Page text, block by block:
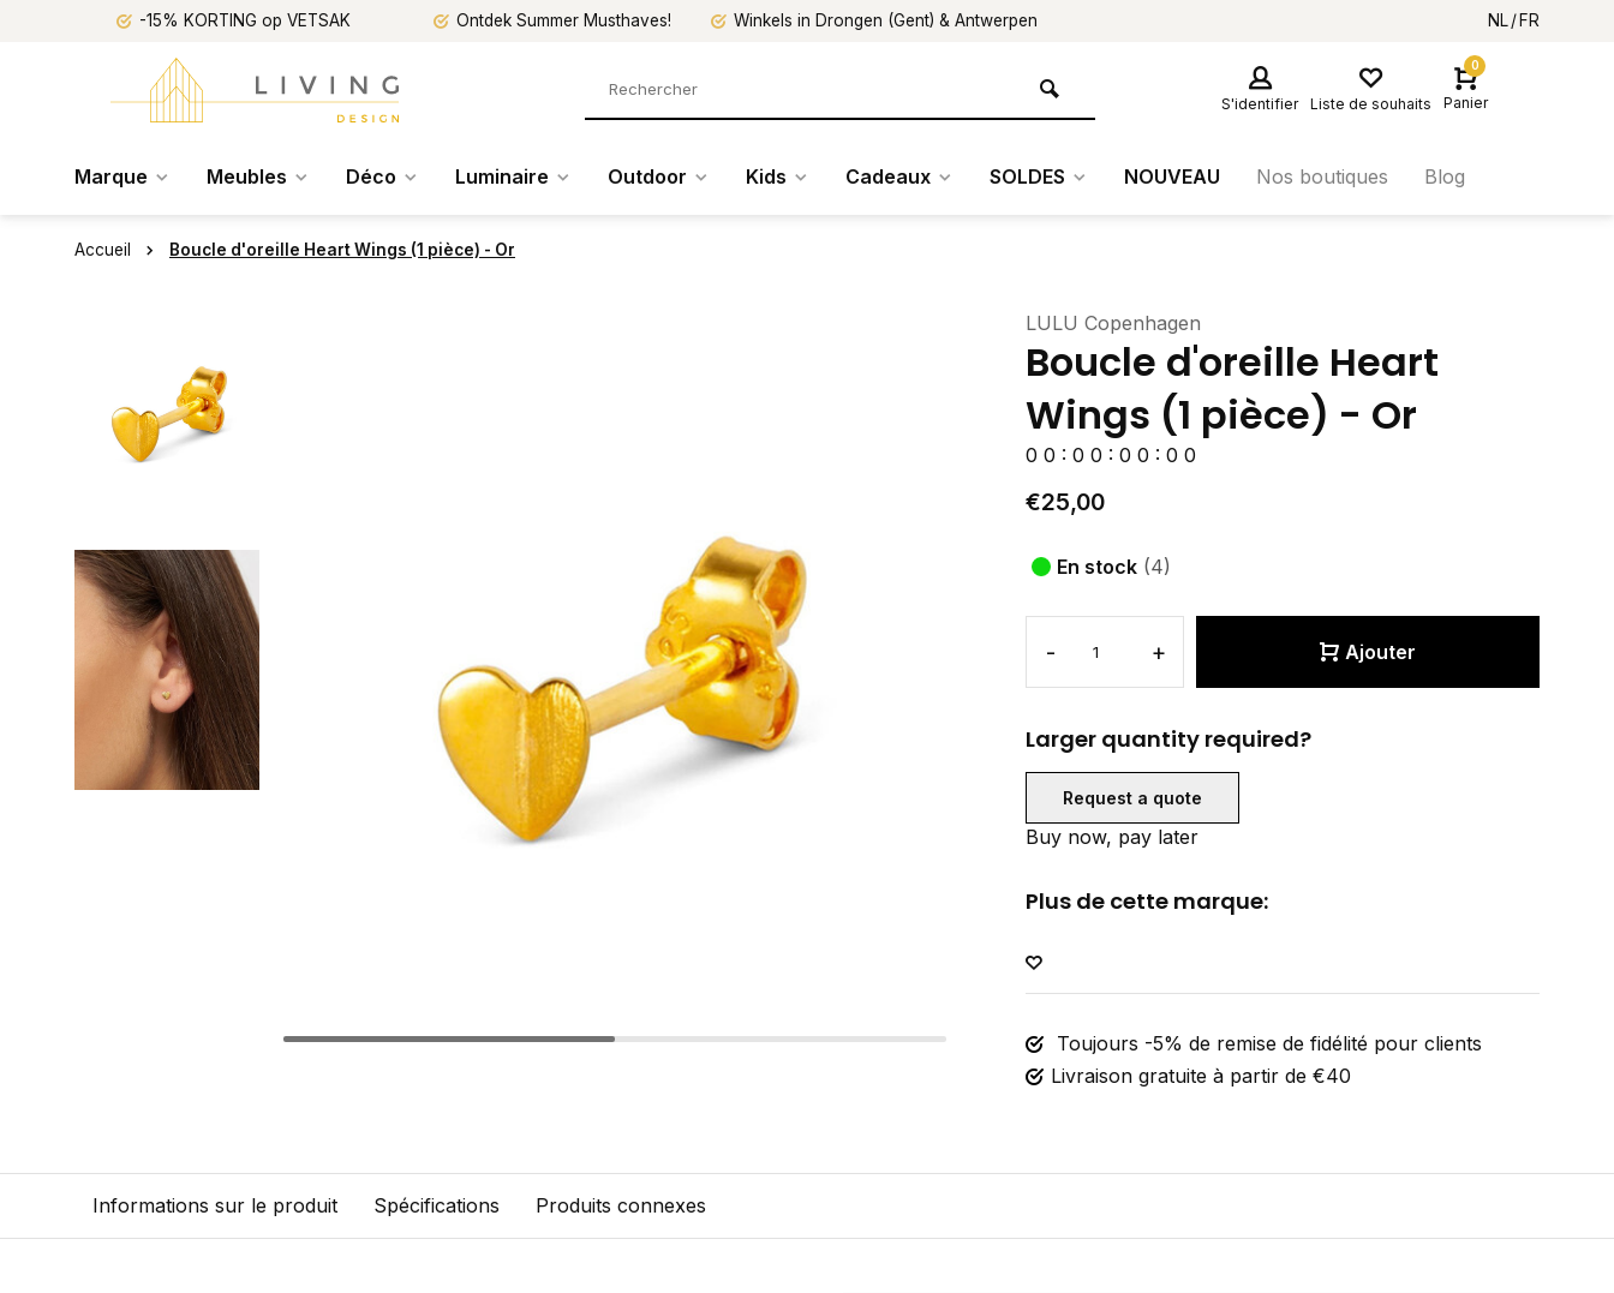
-15% KORTING op VETSAK Ontdek Summer Musthaves! Winkels in Drongen (Gent) & Antwerpen NL FR
S'identifier Liste de souhaits
0
Panier
Marque Meubles Déco Luminaire Outdoor Kids Cadeaux SOLDES NOUVEAU Nos boutiques Blog
Accueil Boucle d'oreille Heart Wings (1 pièce) - Or
LULU Copenhagen
Boucle d'oreille Heart
Wings (1 pièce) - Or
0 0 : 0 0 : 0 0 : 0 0
€25,00
En stock (4)
- + Ajouter
Larger quantity required?
Request a quote
Buy now, pay later
Plus de cette marque:
Toujours -5% de remise de fidélité pour clients
Livraison gratuite à partir de €40
Informations sur le produit Spécifications Produits connexes